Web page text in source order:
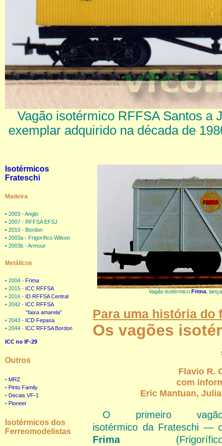
Vagão isotérmico RFFSA Santos a
exemplar adquirido na década de
Isotérmicos
Frateschi
Madeira
• 2003 - Anglo
• 2007 - RFFSA EFSJ
• 2010 - Bordon
• 2003a - Frigorífico Wilson
• 2003b - Armour
Metálicos
• 2004 - Frima
• 2015 - ICC RFFSA
• 2016 - ID RFFSA Central
• 2042 - ICC RFFSA
“faixa amarela”
• 2043 - ICD Fepasa
• 2044 - ICC RFFSA Bordon
ICC no IF-29
Outros
• MRZ
• Pinto Family
• Decais VF-1
• Pioneer
Isotérmicos dos
Ferreomodelistas
Vagão isotérmico Frima ,
Para uma história do
Os vagões
Flavio R.
com
Eric Mantuan,
O primeiro
isotérmico da Frateschi —
Frima